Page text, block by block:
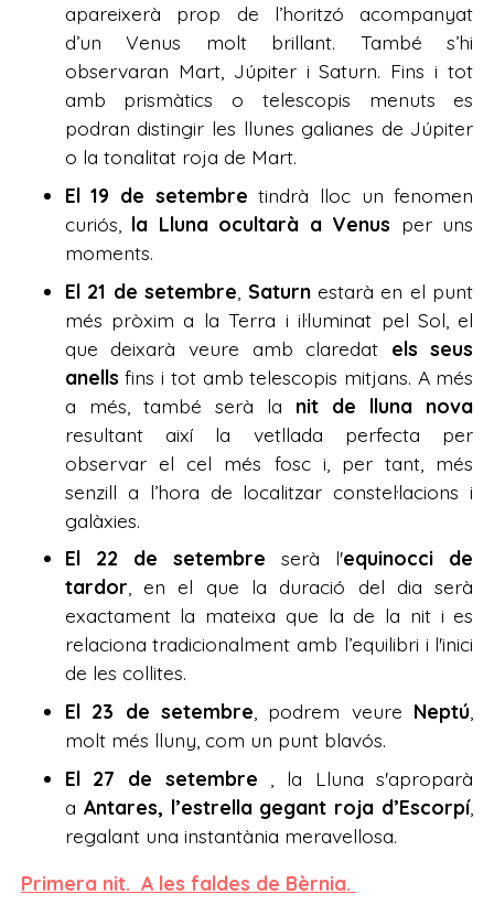
apareixerà prop de l’horitzó acompanyat
d’un Venus molt brillant. També s’hi
observaran Mart, Júpiter i Saturn. Fins i tot
amb prismàtics o telescopis menuts es
podran distingir les llunes galianes de Júpiter
o la tonalitat roja de Mart.
El 19 de setembre tindrà lloc un fenomen
curiós, la Lluna ocultarà a Venus per uns
moments.
El 21 de setembre Saturnestarà en el punt
més pròxim a la Terra i il·luminat pel Sol, el
que deixarà veure amb claredat els seus
anellsfins i tot amb telescopis mitjans. A més
a més, també serà la nit de lluna nova
resultant així la vetllada perfecta per
observar el cel més fosc i, per tant, més
senzill a l’hora de localitzar constel·lacions i
galàxies.
El 22 de setembreserà l'equinocci de
tardor , en el que la duració del dia serà
exactament la mateixa que la de la nit i es
relaciona tradicionalment amb l’equilibri i l'inici
de les collites.
El 23 de setembre , podrem veure Neptú
molt més lluny, com un punt blavós.
El 27 de setembre
, la Lluna s'aproparà
a Antares, l’estrella gegant roja d’Escorpí,
regalant una instantània meravellosa.
Primera nit. A les faldes de Bèrnia.